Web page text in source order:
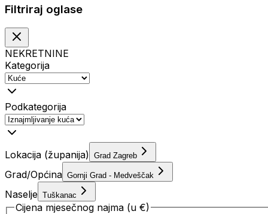
Filtriraj oglase
NEKRETNINE
Kategorija
Podkategorija
Lokacija (županija) Grad Zagreb
Grad/Općina Gornji Grad - Medveščak
Naselje Tuškanac
Cijena mjesečnog najma (u €)